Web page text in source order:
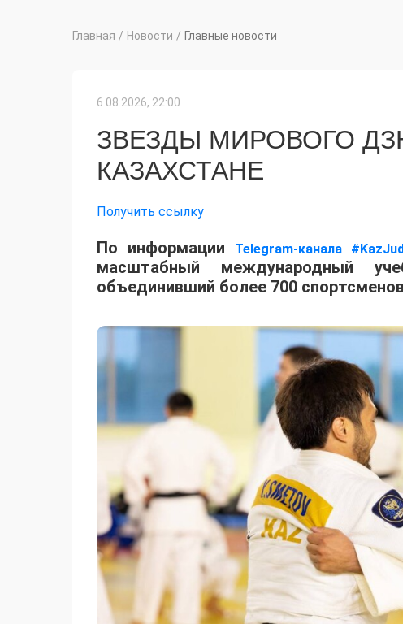
Главная / Новости / Главные новости
6.08.2026, 22:00
ЗВЕЗДЫ МИРОВОГО
КАЗАХСТАНЕ
Получить ссылку
По информации Telegram-канала
масштабный международный
объединивший более 700